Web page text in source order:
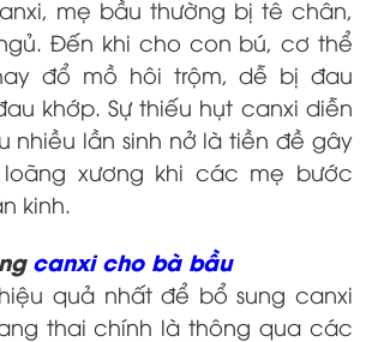
mẹ bầu thường bị tê chân,
Đến khi cho con bú, cơ thể
đổ mồ hôi trộm, dễ bị đau
khớp. Sự thiếu hụt canxi diễn
nhiều lần sinh nở là tiền đề gây
xương khi các mẹ bước
kinh.
canxi cho bà bầu
quả nhất để bổ sung canxi
thai chính là thông qua các